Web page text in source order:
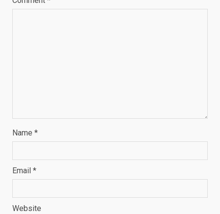
Name *
Email *
Website